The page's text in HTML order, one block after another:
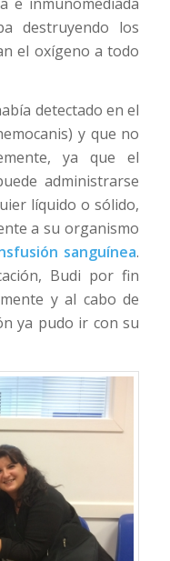
destruyendo los
el oxígeno a todo
detectado en el
y que no
ya que el
administrarse
líquido o sólido,
a su organismo
sanguínea.
Budi por fin
y al cabo de
ya pudo ir con su